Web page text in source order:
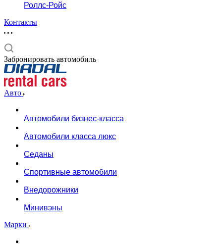
Роллс-Ройс
Контакты
Забронировать автомобиль
Авто
Автомобили бизнес-класса
Автомобили класса люкс
Седаны
Спортивные автомобили
Внедорожники
Минивэны
Марки